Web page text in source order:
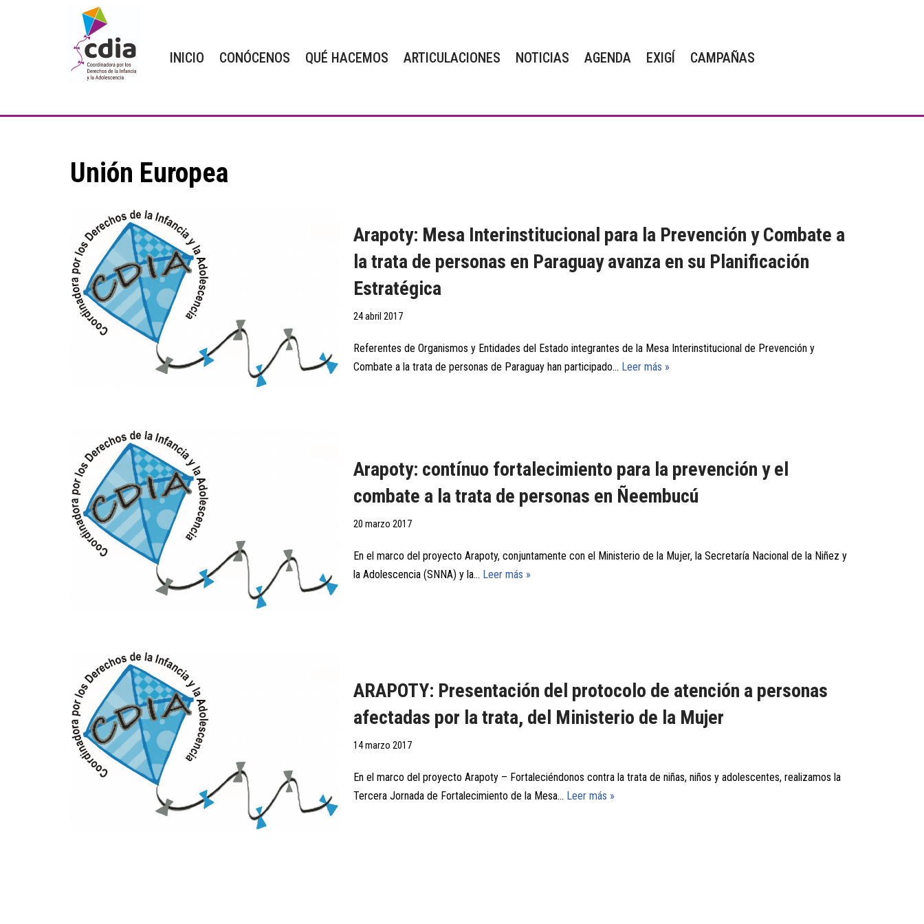
INICIO CONÓCENOS QUÉ HACEMOS ARTICULACIONES NOTICIAS AGENDA EXIGÍ CAMPAÑAS
Unión Europea
Arapoty: Mesa Interinstitucional para la Prevención y Combate a
la trata de personas en Paraguay avanza en su Planificación
Estratégica
24 abril 2017
Referentes de Organismos y Entidades del Estado integrantes de la Mesa Interinstitucional de Prevención y
Combate a la trata de personas de Paraguay han participado… Leer más »
Arapoty: contínuo fortalecimiento para la prevención y el
combate a la trata de personas en Ñeembucú
20 marzo 2017
En el marco del proyecto Arapoty, conjuntamente con el Ministerio de la Mujer, la Secretaría Nacional de la Niñez y
la Adolescencia (SNNA) y la… Leer más »
ARAPOTY: Presentación del protocolo de atención a personas
afectadas por la trata, del Ministerio de la Mujer
14 marzo 2017
En el marco del proyecto Arapoty – Fortaleciéndonos contra la trata de niñas, niños y adolescentes, realizamos la
Tercera Jornada de Fortalecimiento de la Mesa… Leer más »